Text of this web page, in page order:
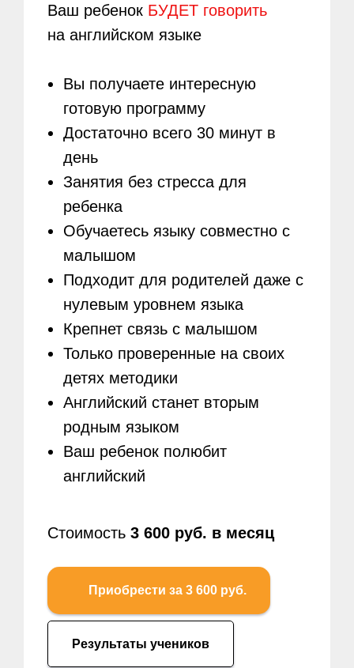
Ваш ребенок БУДЕТ говорить
на английском языке
Вы получаете интересную
готовую программу
Достаточно всего 30 минут в
день
Занятия без стресса для
ребенка
Обучаетесь языку совместно с
малышом
Подходит для родителей даже с
нулевым уровнем языка
Крепнет связь с малышом
Только проверенные на своих
детях методики
Английский станет вторым
родным языком
Ваш ребенок полюбит
английский
Стоимость 3 600 руб. в месяц
Приобрести за 3 600 руб.
Результаты учеников